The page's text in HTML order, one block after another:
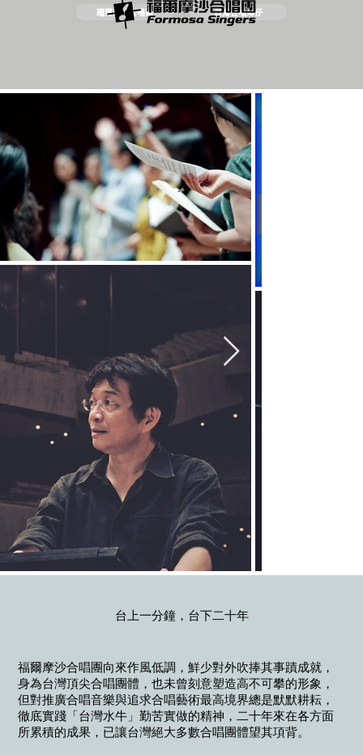
福爾摩沙合唱團 台灣合唱簿仔
台上一分鐘，台下二十年
福爾摩沙合唱團向來作風低調，鮮少對外吹捧其事蹟成就，
身為台灣頂尖合唱團體，也未曾刻意塑造高不可攀的形象，
但對推廣合唱音樂與追求合唱藝術最高境界總是默默耕耘，
徹底實踐「台灣水牛」勤苦實做的精神，二十年來在各方面
所累積的成果，已讓台灣絕大多數合唱團體望其項背。